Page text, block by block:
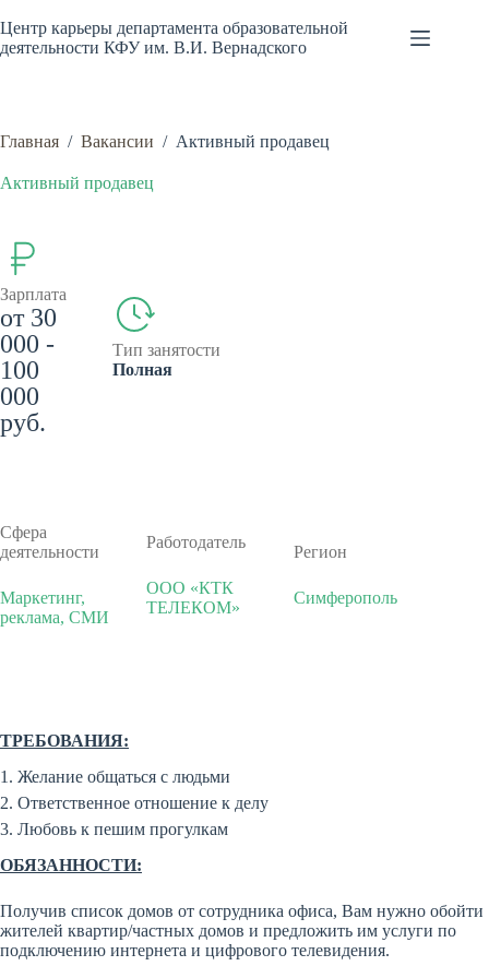
к
сути
Центр карьеры департамента образовательной
деятельности КФУ им. В.И. Вернадского
Главная / Вакансии / Активный продавец
Активный продавец
Зарплата
от 30
000 -
100
000
руб.
Тип занятости
Полная
Сфера
деятельности
Маркетинг,
реклама, СМИ
Работодатель
ООО «КТК
ТЕЛЕКОМ»
Регион
Симферополь
ТРЕБОВАНИЯ:
1. Желание общаться с людьми
2. Ответственное отношение к делу
3. Любовь к пешим прогулкам
ОБЯЗАННОСТИ:
Получив список домов от сотрудника офиса, Вам нужно обойти
жителей квартир/частных домов и предложить им услуги по
подключению интернета и цифрового телевидения.